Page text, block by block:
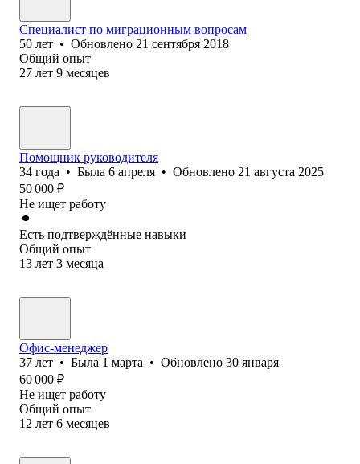
Специалист по миграционным вопросам
50 лет • Обновлено 21 сентября 2018
Общий опыт
27 лет 9 месяцев
Помощник руководителя
34 года • Была 6 апреля • Обновлено 21 августа 2025
50 000 ₽
Не ищет работу
Есть подтверждённые навыки
Общий опыт
13 лет 3 месяца
Офис-менеджер
37 лет • Была 1 марта • Обновлено 30 января
60 000 ₽
Не ищет работу
Общий опыт
12 лет 6 месяцев